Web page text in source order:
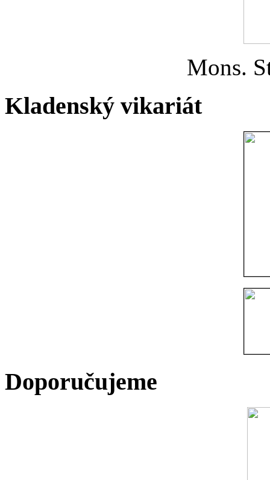
Mons.
Kladenský vikariát
Doporučujeme